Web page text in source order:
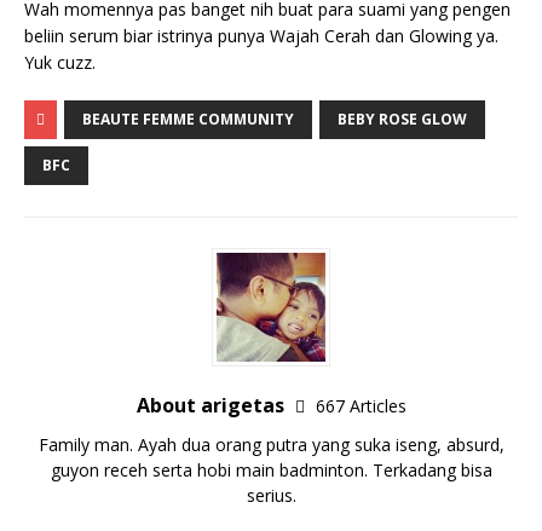
Wah momennya pas banget nih buat para suami yang pengen
beliin serum biar istrinya punya Wajah Cerah dan Glowing ya.
Yuk cuzz.
BEAUTE FEMME COMMUNITY BEBY ROSE GLOW
BFC
About arigetas
667 Articles
Family man. Ayah dua orang putra yang suka iseng, absurd,
guyon receh serta hobi main badminton. Terkadang bisa
serius.